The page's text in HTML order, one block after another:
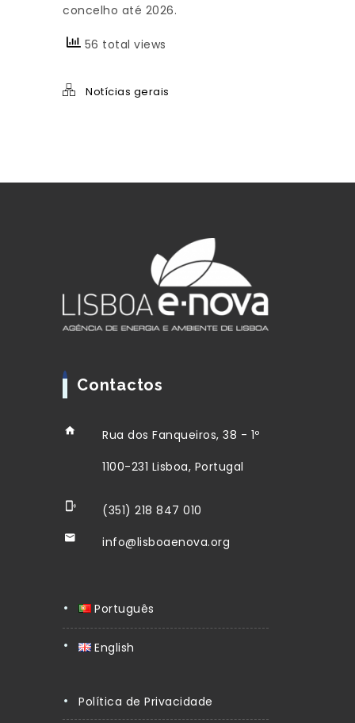
concelho até 2026.
56 total views
Notícias gerais
Contactos
Rua dos Fanqueiros, 38 - 1º
1100-231 Lisboa, Portugal
(351) 218 847 010
info@lisboaenova.org
Português
English
Política de Privacidade